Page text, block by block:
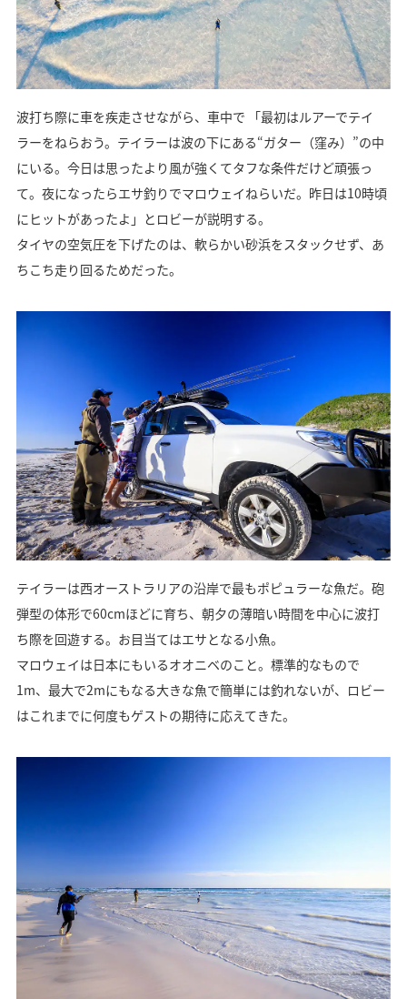
波打ち際に車を疾走させながら、車中で 「最初はルアーでテイ
ラーをねらおう。テイラーは波の下にある“ガター（窪み）”の中
にいる。今日は思ったより風が強くてタフな条件だけど頑張っ
て。夜になったらエサ釣りでマロウェイねらいだ。昨日は10時頃
にヒットがあったよ」とロビーが説明する。
タイヤの空気圧を下げたのは、軟らかい砂浜をスタックせず、あ
ちこち走り回るためだった。
テイラーは西オーストラリアの沿岸で最もポピュラーな魚だ。砲
弾型の体形で60cmほどに育ち、朝夕の薄暗い時間を中心に波打
ち際を回遊する。お目当てはエサとなる小魚。
マロウェイは日本にもいるオオニベのこと。標準的なもので
1m、最大で2mにもなる大きな魚で簡単には釣れないが、ロビー
はこれまでに何度もゲストの期待に応えてきた。